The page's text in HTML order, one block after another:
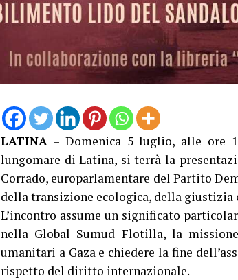
LATINA – Domenica 5 luglio, alle ore
lungomare di Latina, si terrà la
Corrado, europarlamentare del Partito
della transizione ecologica, della
L’incontro assume un significato
nella Global Sumud Flotilla, la
umanitari a Gaza e chiedere la fine
rispetto del diritto internazionale.